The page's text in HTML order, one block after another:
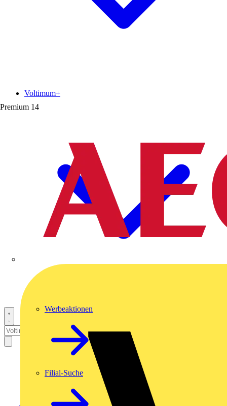
Premium 14
Voltimum+
Werbeaktionen
Filial-Suche